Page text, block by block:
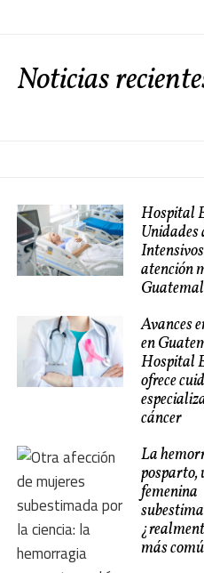
Noticias
Hospital
Unidades
atención
Avances
en
Hospital
ofrece
cáncer
La
posparto,
femenina
más